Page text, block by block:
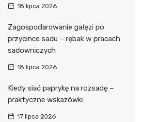
18 lipca 2026
Zagospodarowanie gałęzi po
przycince sadu – rębak w pracach
sadowniczych
18 lipca 2026
Kiedy siać paprykę na rozsadę –
praktyczne wskazówki
17 lipca 2026